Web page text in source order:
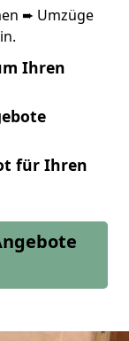
➨ Umzüge
Ihren
für Ihren